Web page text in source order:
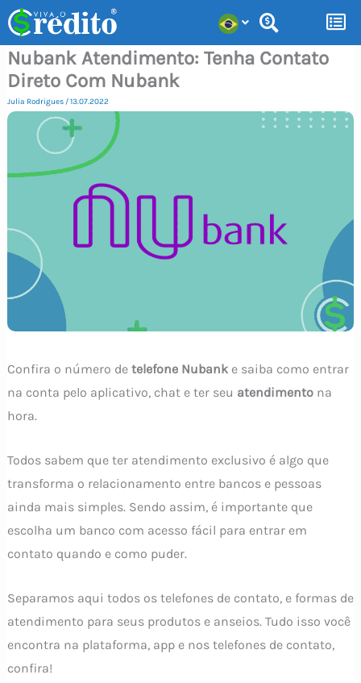
para
conteúdo
Nubank Atendimento: Tenha Contato
Direto Com Nubank
Julia Rodrigues /13.07.2022
Confira o número de telefone Nubank e saiba como entrar
na conta pelo aplicativo, chat e ter seu atendimentona
hora.
Todos sabem que ter atendimento exclusivo é algo que
transforma o relacionamento entre bancos e pessoas
ainda mais simples. Sendo assim, é importante que
escolha um banco com acesso fácil para entrar em
contato quando e como puder.
Separamos aqui todos os telefones de contato, e formas de
atendimento para seus produtos e anseios. Tudo isso você
encontra na plataforma, app e nos telefones de contato,
confira!